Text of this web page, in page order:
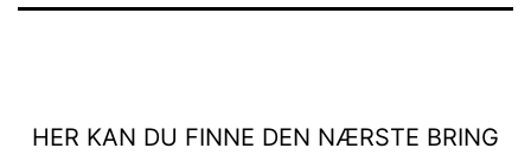
HER KAN DU FINNE DEN NÆRSTE BRING